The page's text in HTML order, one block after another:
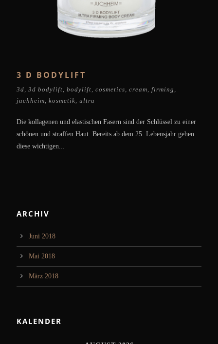
3 D BODYLIFT
3d, 3d bodylift, bodylift, cosmetics, cream, firming ,
juchheim, kosmetik, ultra
Die kollagenen und elastischen Fasern sind der Schlüssel zu einer
schönen und straffen Haut. Bereits ab dem 25. Lebensjahr gehen
diese wichtigen...
ARCHIV
Juni 2018
Mai 2018
März 2018
KALENDER